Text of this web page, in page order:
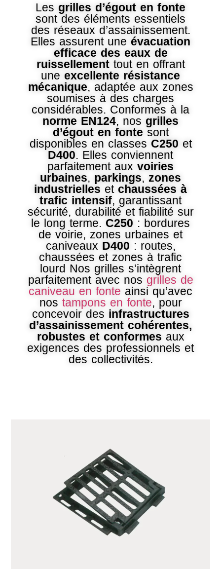
Les grilles d’égout en fonte
sont des éléments essentiels
des réseaux d’assainissement.
Elles assurent une évacuation
efficace des eaux de
ruissellementtout en offrant
une excellente résistance
mécanique, adaptée aux zones
soumises à des charges
considérables. Conformes à la
norme EN124, nos grilles
d’égout en fonte sont
disponibles en classes C250 et
D400. Elles conviennent
parfaitement aux voiries
urbaines, parkings, zones
industrielles et chaussées à
trafic intensif, garantissant
sécurité, durabilité et fiabilité sur
le long terme. C250 : bordures
de voirie, zones urbaines et
caniveaux D400 : routes,
chaussées et zones à trafic
lourd Nos grilles s’intègrent
parfaitement avec nos grilles de
caniveau en fonte ainsi qu’avec
nos tampons en fonte, pour
concevoir des infrastructures
d’assainissement cohérentes,
robustes et conformes aux
exigences des professionnels et
des collectivités.